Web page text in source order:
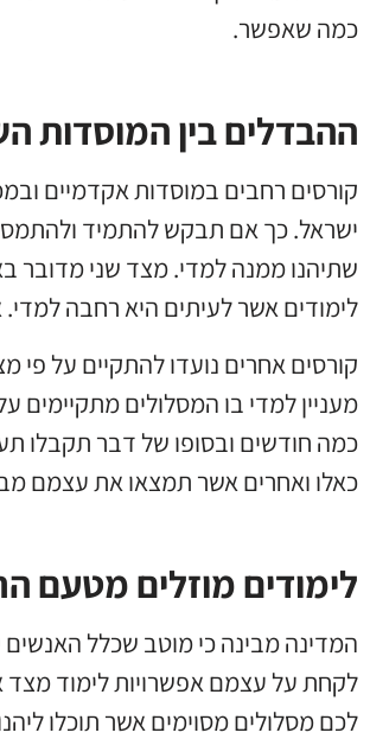
כמה שאפשר.
ההבדלים בין המוסדות
קורסים רחבים במוסדות אקדמיים
ישראל. כך אם תבקש להתמיד
שתיהנו ממנה למדי. מצד שני מדובר
לימודים אשר לעיתים היא רחבה
קורסים אחרים נועדו להתקיים על פי
מעניין למדי בו המסלולים מתקיימים
כמה חודשים ובסופו של דבר תקבלו
כאלו ואחרים אשר תמצאו את עצמם
לימודים מוזלים מטעם
המדינה מבינה כי מוטב שכלל האנשים
לקחת על עצמם אפשרויות לימוד מצד
לכם מסלולים מסוימים אשר תוכלו